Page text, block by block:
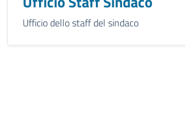
Ufficio dello staff del sindaco